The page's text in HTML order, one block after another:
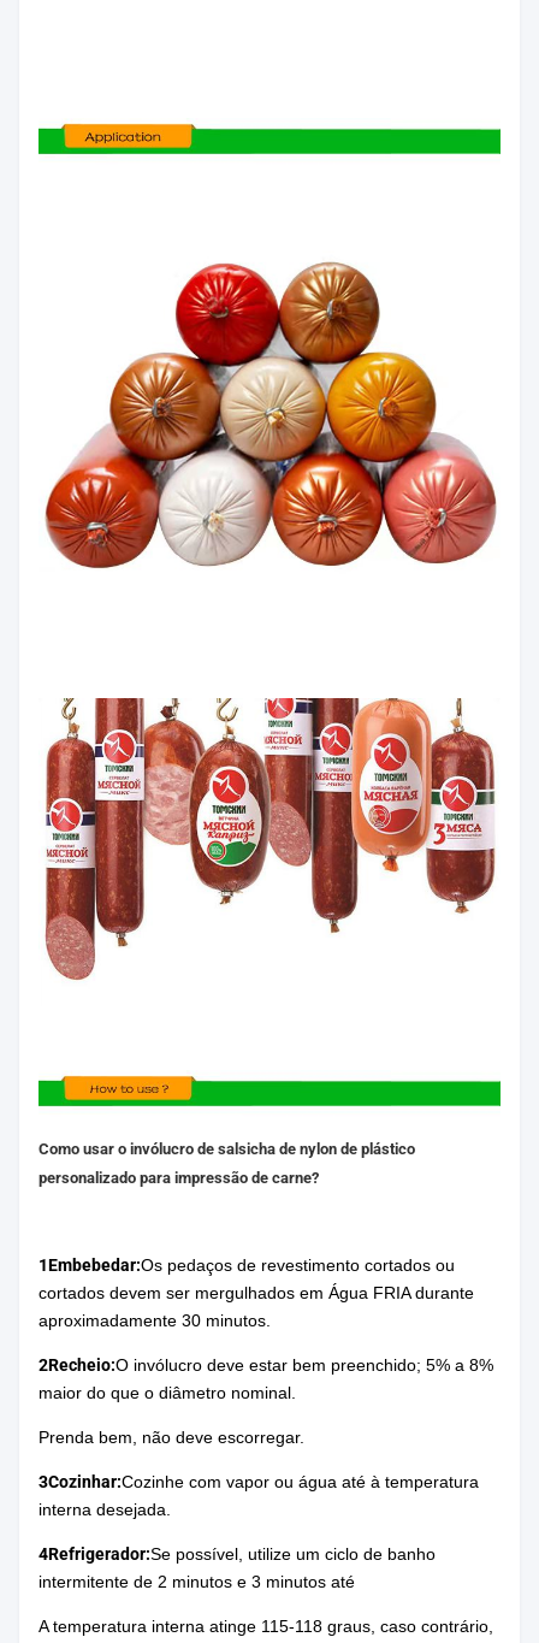
Como usar o invólucro de salsicha de nylon de plástico
personalizado para impressão de carne?
1Embebedar:Os pedaços de revestimento cortados ou
cortados devem ser mergulhados em Água FRIA durante
aproximadamente 30 minutos.
2Recheio:O invólucro deve estar bem preenchido; 5% a 8%
maior do que o diâmetro nominal.
Prenda bem, não deve escorregar.
3Cozinhar:Cozinhe com vapor ou água até à temperatura
interna desejada.
4Refrigerador:Se possível, utilize um ciclo de banho
intermitente de 2 minutos e 3 minutos até
A temperatura interna atinge 115-118 graus, caso contrário,